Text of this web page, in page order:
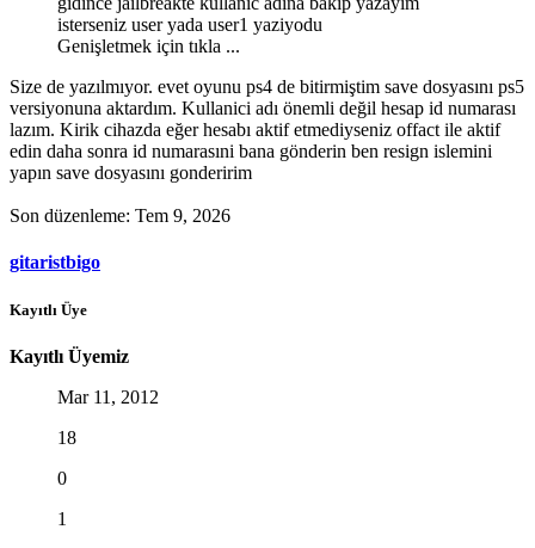
isterseniz user yada user1 yaziyodu
Genişletmek için tıkla ...
Size de yazılmıyor. evet oyunu ps4 de bitirmiştim save dosyasını ps5
versiyonuna aktardım. Kullanici adı önemli değil hesap id numarası
lazım. Kirik cihazda eğer hesabı aktif etmediyseniz offact ile aktif
edin daha sonra id numarasıni bana gönderin ben resign islemini
yapın save dosyasını gonderirim
Son düzenleme: Tem 9, 2026
gitaristbigo
Kayıtlı Üye
Kayıtlı Üyemiz
Mar 11, 2012
18
0
1